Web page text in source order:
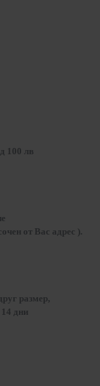
100 лв
от Вас адрес ).
размер,
дни